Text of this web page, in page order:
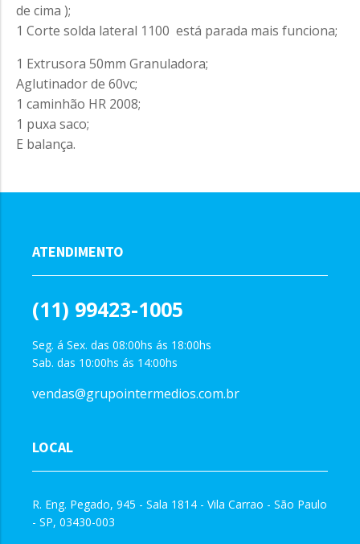
de cima );
1 Corte solda lateral 1100 está parada mais funciona;
1 Extrusora 50mm Granuladora;
Aglutinador de 60vc;
1 caminhão HR 2008;
1 puxa saco;
E balança.
ATENDIMENTO
(11) 99423-1005
Seg. á Sex. das 08:00hs ás 18:00hs
Sab. das 10:00hs ás 14:00hs
vendas@grupointermedios.com.br
LOCAL
R. Eng. Pegado, 945 - Sala 1814 - Vila Carrao - São Paulo
- SP, 03430-003